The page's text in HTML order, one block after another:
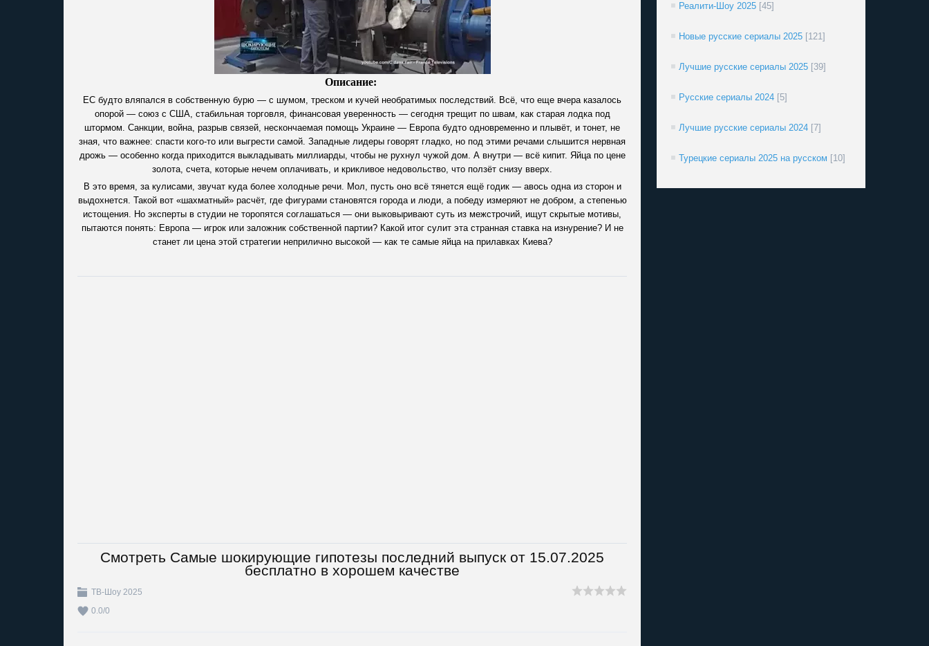
Описание:
ЕС будто вляпался в собственную бурю — с шумом, треском и кучей необратимых последствий. Всё, что еще вчера казалось
опорой — союз с США, стабильная торговля, финансовая уверенность — сегодня трещит по швам, как старая лодка под
штормом. Санкции, война, разрыв связей, нескончаемая помощь Украине — Европа будто одновременно и плывёт, и тонет, не
зная, что важнее: спасти кого-то или выгрести самой. Западные лидеры говорят гладко, но под этими речами слышится нервная
дрожь — особенно когда приходится выкладывать миллиарды, чтобы не рухнул чужой дом. А внутри — всё кипит. Яйца по цене
золота, счета, которые нечем оплачивать, и крикливое недовольство, что ползёт снизу вверх.
В это время, за кулисами, звучат куда более холодные речи. Мол, пусть оно всё тянется ещё годик — авось одна из сторон и
выдохнется. Такой вот «шахматный» расчёт, где фигурами становятся города и люди, а победу измеряют не добром, а степенью
истощения. Но эксперты в студии не торопятся соглашаться — они выковыривают суть из межстрочий, ищут скрытые мотивы,
пытаются понять: Европа — игрок или заложник собственной партии? Какой итог сулит эта странная ставка на изнурение? И не
станет ли цена этой стратегии неприлично высокой — как те самые яйца на прилавках Киева?
Смотреть Самые шокирующие гипотезы последний выпуск от 15.07.2025
бесплатно в хорошем качестве
ТВ-Шоу 2025
0.0/0
Реалити-Шоу 2025 [45]
Новые русские сериалы 2025 [121]
Лучшие русские сериалы 2025 [39]
Русские сериалы 2024 [5]
Лучшие русские сериалы 2024 [7]
Турецкие сериалы 2025 на русском [10]